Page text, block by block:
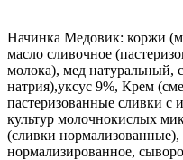
Начинка Медовик: коржи
масло сливочное
молока), мед натуральный,
натрия),уксус 9%, Крем
пастеризованные сливки с
культур молочнокислых
(сливки нормализованные),
нормализированное,